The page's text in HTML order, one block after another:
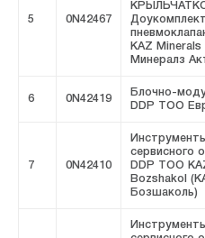
5 0N42467
KAZ
Минералз
6 0N42419
Блочно-
DDP ТОО
7 0N42410
сервисного
DDP ТОО
Bozshakol
Бозшаколь)